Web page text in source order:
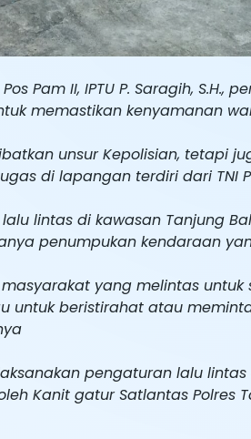
Pam II, IPTU P. Saragih, S.H.,
memastikan kenyamanan
unsur Kepolisian, tetapi
di lapangan terdiri dari TNI
lintas di kawasan Tanjung
penumpukan kendaraan
yang melintas
untuk beristirahat atau
pengaturan lalu
Kanit gatur Satlantas Polres